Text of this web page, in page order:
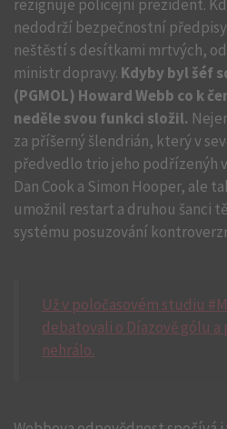
rezignuje policejní prezident.
nedodrží bezpečnostní
neštěstí s desítkami mrtvých,
ministr dopravy. Kdyby byl šéf
(PGMOL) Howard Webb co k
neděle svou funkci složil.
za příšerný šlendrián, který v
předvedlo trio jeho podřízenýh
Dan Cook a Simon Hooper, ale
umožnil restart a druhou šanci
systému posuzování
Už v poločasovém studiu
debatovali o Díazově gólu a
nehrálo.